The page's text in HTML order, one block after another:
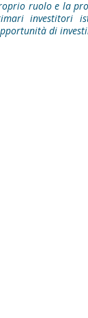
ruolo e la
investitori
di